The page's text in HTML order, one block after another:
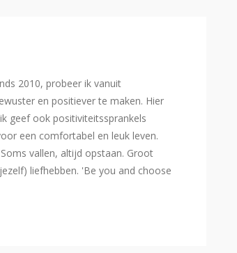
2010, probeer ik vanuit
en positiever te maken. Hier
geef ook positiviteitssprankels
een comfortabel en leuk leven.
vallen, altijd opstaan. Groot
liefhebben. 'Be you and choose